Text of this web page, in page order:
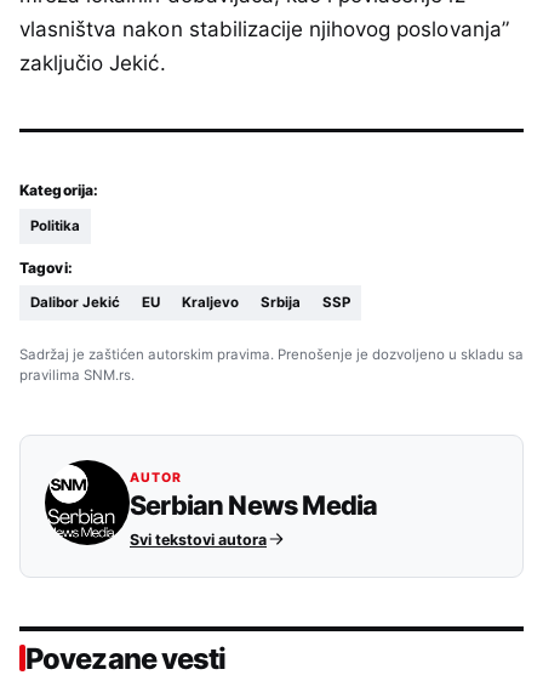
vlasništva nakon stabilizacije njihovog poslovanja”
zaključio Jekić.
Kategorija:
Politika
Tagovi:
Dalibor Jekić EU Kraljevo Srbija SSP
Sadržaj je zaštićen autorskim pravima. Prenošenje je dozvoljeno u skladu sa
pravilima SNM.rs.
AUTOR
Serbian News Media
Svi tekstovi autora
Povezane vesti